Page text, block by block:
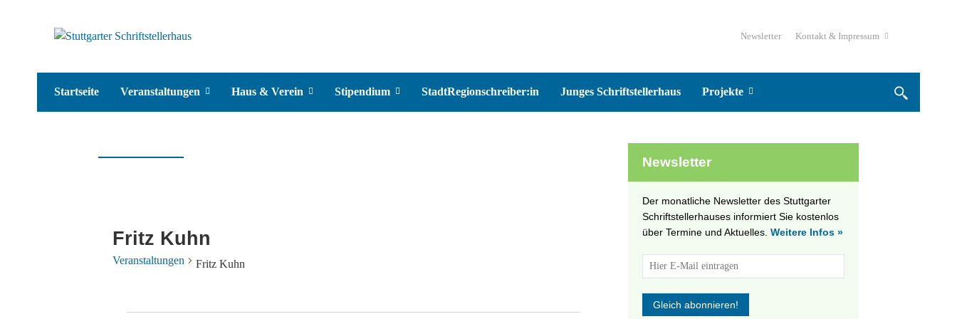
Newsletter Kontakt & Impressum
Startseite Veranstaltungen Haus & Verein Stipendium StadtRegionschreiber:in Junges Schriftstellerhaus Projekte
Fritz Kuhn
Veranstaltungen Fritz Kuhn
Newsletter
Der monatliche Newsletter des Stuttgarter
Schriftstellerhauses informiert Sie kostenlos
über Termine und Aktuelles. Weitere Infos »